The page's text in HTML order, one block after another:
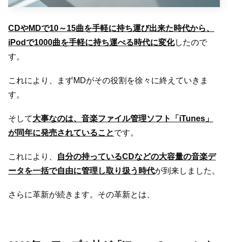
CDやMDで10～15曲を手軽に持ち運び出来た時代から、
iPodで1000曲を手軽に持ち運べる時代に変化したので
す。
これにより、まずMDがその役割を徐々に終えていきま
す。
そして大事なのは、音楽ファイル管理ソフト「iTunes」
が同年に発売されていることです。
これにより、
自分の持っているCDなどの大容量の音楽デ
ータを一括で自由に管理し取り扱う時代が到来しました。
さらに革新が続きます。その革新とは、